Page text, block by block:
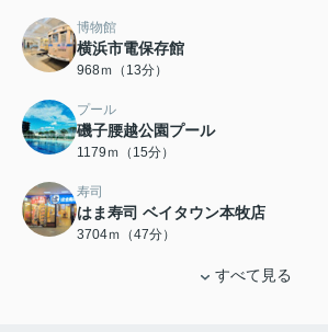
博物館
横浜市電保存館
968ｍ（13分）
プール
磯子腰越公園プール
1179ｍ（15分）
寿司
はま寿司 ベイタウン本牧店
3704ｍ（47分）
すべて見る